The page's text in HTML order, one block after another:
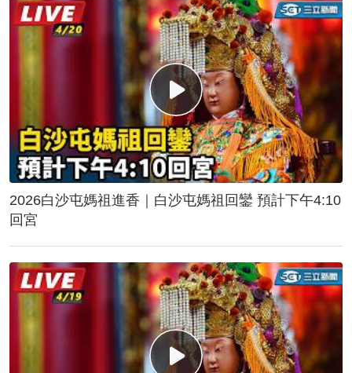
2026白沙屯媽祖進香｜白沙屯媽祖回鑾 預計下午4:10
回宮